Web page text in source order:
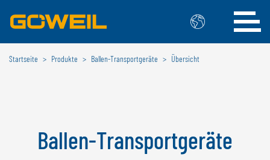
Wählen Sie Ihre Sprache / Ihr Land
GÖWEIL
DEUTSCH
ESPAÑOL
Startseite Produkte Ballen-Transportgeräte Übersicht
Ballen-Transportgeräte